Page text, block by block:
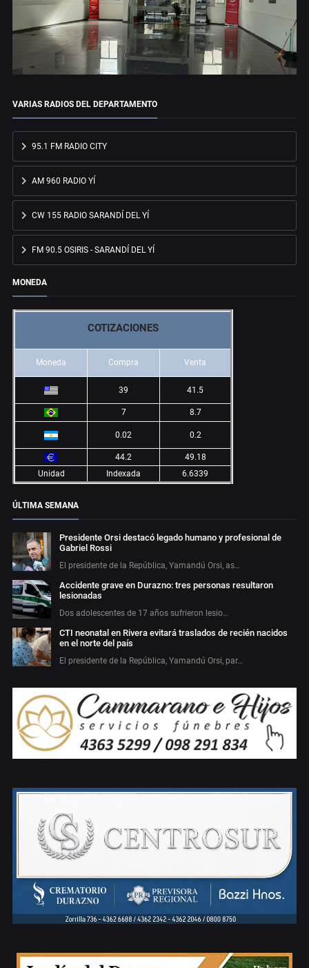
VARIAS RADIOS DEL DEPARTAMENTO
95.1 FM RADIO CITY
AM 960 RADIO YÍ
CW 155 RADIO SARANDÍ DEL YÍ
FM 90.5 OSIRIS - SARANDÍ DEL YÍ
MONEDA
COTIZACIONES
Moneda Compra Venta
39 41.5
7 8.7
0.02 0.2
44.2
49.18
Unidad
Indexada 6.6339
ÚLTIMA SEMANA
Presidente Orsi destacó legado humano y profesional de
Gabriel Rossi
El presidente de la República, Yamandú Orsi, as…
Accidente grave en Durazno: tres personas resultaron
lesionadas
Dos adolescentes de 17 años sufrieron lesio…
CTI neonatal en Rivera evitará traslados de recién nacidos
en el norte del país
El presidente de la República, Yamandú Orsi, par…